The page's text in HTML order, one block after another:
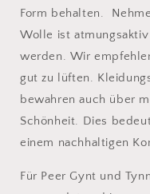
Form behalten.
Wolle ist
werden. Wir
gut zu lüften.
bewahren auch über
Schönheit. Dies
einem nachhaltigen
Für Peer Gynt und